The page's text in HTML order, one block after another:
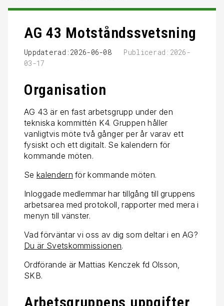
AG 43 Motståndssvetsning
Uppdaterad:2026-06-08
Publicerad:2026-
03-17
Organisation
AG 43 är en fast arbetsgrupp under den
tekniska kommittén K4. Gruppen håller
vanligtvis möte två gånger per år varav ett
fysiskt och ett digitalt. Se kalendern för
kommande möten.
Se kalendern för kommande möten.
Inloggade medlemmar har tillgång till gruppens
arbetsarea med protokoll, rapporter med mera i
menyn till vänster.
Vad förväntar vi oss av dig som deltar i en AG?
Du är Svetskommissionen.
Ordförande är Mattias Kenczek fd Olsson,
SKB.
Arbetsgruppens uppgifter